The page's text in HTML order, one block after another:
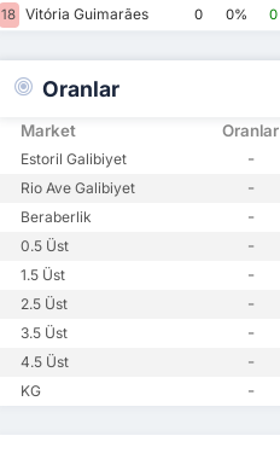
18 Vitória Guimarães 0 0% 0
Oranlar
Market Oranlar
Estoril Galibiyet -
Rio Ave Galibiyet -
Beraberlik -
0.5 Üst -
1.5 Üst -
2.5 Üst -
3.5 Üst -
4.5 Üst -
KG -